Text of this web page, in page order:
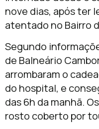
nove dias, após ter
atentado no Bairro
Segundo
de Balneário
arrombaram o
do hospital, e
das 6h da manhã.
rosto coberto por